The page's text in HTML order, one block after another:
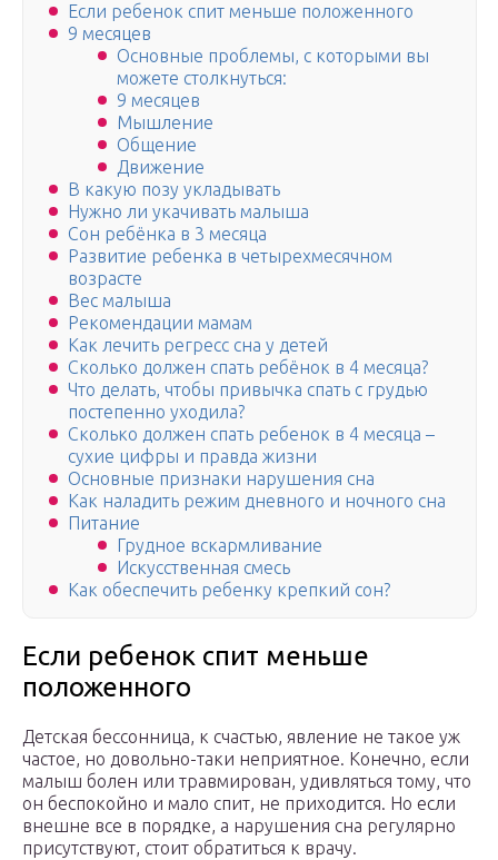
Если ребенок спит меньше положенного
9 месяцев
Основные проблемы, с которыми вы
можете столкнуться:
9 месяцев
Мышление
Общение
Движение
В какую позу укладывать
Нужно ли укачивать малыша
Сон ребёнка в 3 месяца
Развитие ребенка в четырехмесячном
возрасте
Вес малыша
Рекомендации мамам
Как лечить регресс сна у детей
Сколько должен спать ребёнок в 4 месяца?
Что делать, чтобы привычка спать с грудью
постепенно уходила?
Сколько должен спать ребенок в 4 месяца –
сухие цифры и правда жизни
Основные признаки нарушения сна
Как наладить режим дневного и ночного сна
Питание
Грудное вскармливание
Искусственная смесь
Как обеспечить ребенку крепкий сон?
Если ребенок спит меньше
положенного
Детская бессонница, к счастью, явление не такое уж
частое, но довольно-таки неприятное. Конечно, если
малыш болен или травмирован, удивляться тому, что
он беспокойно и мало спит, не приходится. Но если
внешне все в порядке, а нарушения сна регулярно
присутствуют, стоит обратиться к врачу.